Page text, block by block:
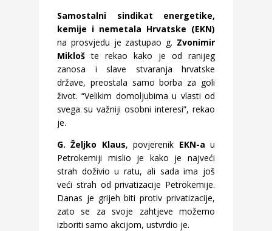
Samostalni sindikat energetike,
kemije i nemetala Hrvatske (EKN)
na prosvjedu je zastupao g. Zvonimir
Mikloš te rekao kako je od ranijeg
zanosa i slave stvaranja hrvatske
države, preostala samo borba za goli
život. “Velikim domoljubima u vlasti od
svega su važniji osobni interesi”, rekao
je.
G. Željko Klaus, povjerenik EKN-a u
Petrokemiji mislio je kako je najveći
strah doživio u ratu, ali sada ima još
veći strah od privatizacije Petrokemije.
Danas je grijeh biti protiv privatizacije,
zato se za svoje zahtjeve možemo
izboriti samo akcijom, ustvrdio je.